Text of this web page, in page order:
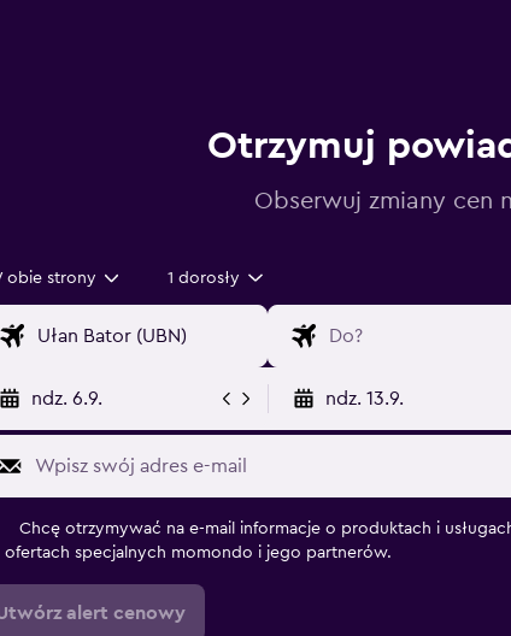
Otrzymuj
Obserwuj zmiany cen
obie strony 1 dorosły
ndz. 6.9. ndz. 13.9.
Chcę otrzymywać na e-mail informacje o produktach i
ofertach specjalnych momondo i jego partnerów.
alert cenowy